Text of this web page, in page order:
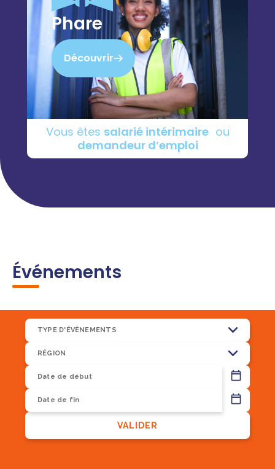
Phare
Découvrir
Vous êtes salarié intérimaireou
demandeur d’emploi
Événements
TYPE D'ÉVÈNEMENTS
RÉGION
VALIDER
13